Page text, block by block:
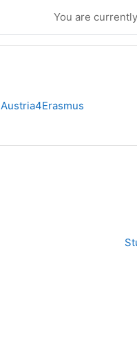
You are
Austria4Erasmus